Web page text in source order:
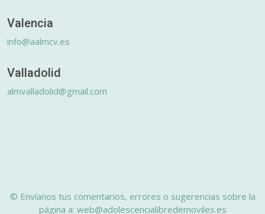
Valencia
info@aalmcv.es
Valladolid
almvalladolid@gmail.com
© Envíanos tus comentarios, errores o sugerencias sobre la
página a: web@adolescencialibredemoviles.es